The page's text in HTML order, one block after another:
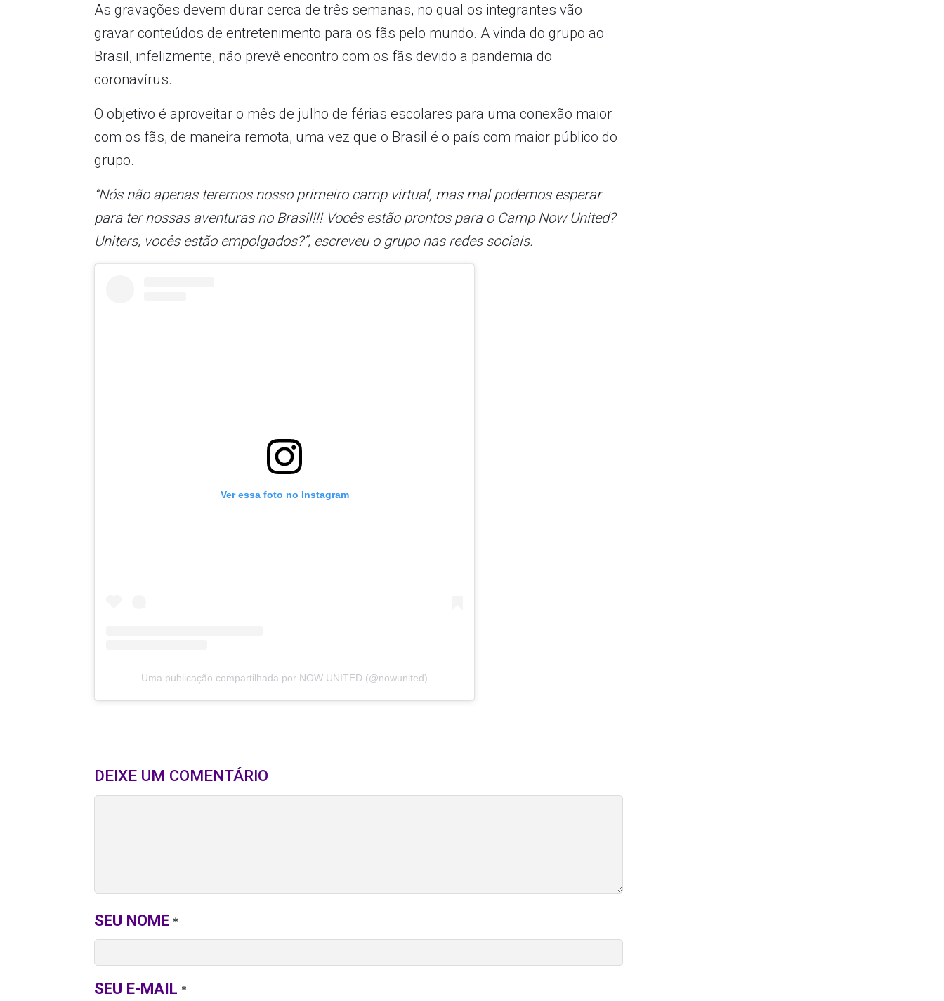
As gravações devem durar cerca de três semanas, no qual os integrantes vão
gravar conteúdos de entretenimento para os fãs pelo mundo. A vinda do grupo ao
Brasil, infelizmente, não prevê encontro com os fãs devido a pandemia do
coronavírus.
O objetivo é aproveitar o mês de julho de férias escolares para uma conexão maior
com os fãs, de maneira remota, uma vez que o Brasil é o país com maior público do
grupo.
“Nós não apenas teremos nosso primeiro camp virtual, mas mal podemos esperar
para ter nossas aventuras no Brasil!!! Vocês estão prontos para o Camp Now United?
Uniters, vocês estão empolgados?”, escreveu o grupo nas redes sociais.
Ver essa foto no Instagram
Uma publicação compartilhada por NOW UNITED (@nowunited)
DEIXE UM COMENTÁRIO
SEU NOME *
SEU E-MAIL *